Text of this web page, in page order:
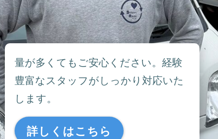
量が多くてもご安心ください。経験
豊富なスタッフがしっかり対応いた
します。
詳しくはこちら